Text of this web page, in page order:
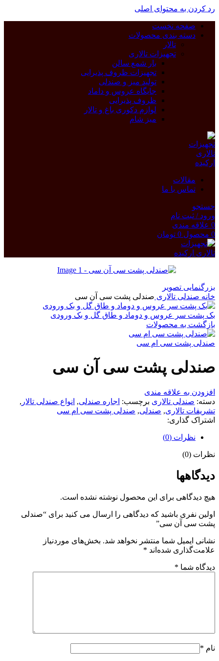
رد کردن به محتوای اصلی
صفحه نخست
دسته بندی محصولات
تالار
تجهیزات تالاری
بار شمع سالن
تجهیزات ظروف پذیرایی
تولید میز و صندلی
جایگاه عروس و داماد
ظروف پذیرایی
لوازم دکوری باغ و تالار
میز شام
مقالات
تماس با ما
جستجو
ورود / ثبت نام
0 علاقه مندی
0 محصول 0 تومان
بزرگنمایی تصویر
خانه صندلی تالاری صندلی پشت سی آن سی
بک پشت سر عروس و دوماد و طاق گل و بک ورودی
بازگشت به محصولات
صندلی پشت سی ام سی
صندلی پشت سی آن سی
افزودن به علاقه مندی
دسته: صندلی تالاری برچسب: اجاره صندلی, انواع صندلی تالار ,
تشریفات تالاری, صندلی, صندلی پشت سی ام سی
اشتراک گذاری:
نظرات (0)
نظرات (0)
دیدگاهها
هیچ دیدگاهی برای این محصول نوشته نشده است.
اولین نفری باشید که دیدگاهی را ارسال می کنید برای “صندلی
پشت سی آن سی”
نشانی ایمیل شما منتشر نخواهد شد. بخش‌های موردنیاز
علامت‌گذاری شده‌اند *
دیدگاه شما *
نام *